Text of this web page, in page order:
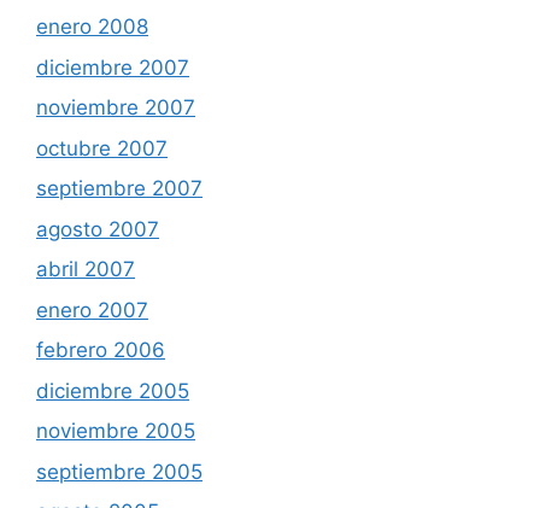
enero 2008
diciembre 2007
noviembre 2007
octubre 2007
septiembre 2007
agosto 2007
abril 2007
enero 2007
febrero 2006
diciembre 2005
noviembre 2005
septiembre 2005